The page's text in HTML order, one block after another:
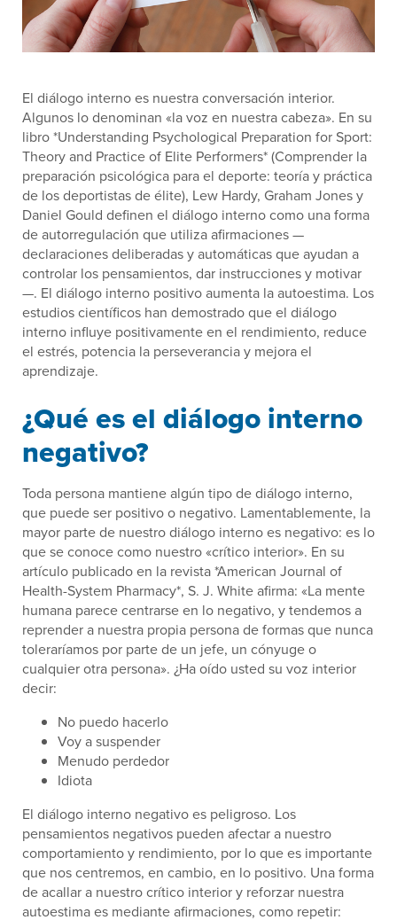
El diálogo interno es nuestra conversación interior.
Algunos lo denominan «la voz en nuestra cabeza». En su
libro *Understanding Psychological Preparation for Sport:
Theory and Practice of Elite Performers* (Comprender la
preparación psicológica para el deporte: teoría y práctica
de los deportistas de élite), Lew Hardy, Graham Jones y
Daniel Gould definen el diálogo interno como una forma
de autorregulación que utiliza afirmaciones —
declaraciones deliberadas y automáticas que ayudan a
controlar los pensamientos, dar instrucciones y motivar
—. El diálogo interno positivo aumenta la autoestima. Los
estudios científicos han demostrado que el diálogo
interno influye positivamente en el rendimiento, reduce
el estrés, potencia la perseverancia y mejora el
aprendizaje.
¿Qué es el diálogo interno
negativo?
Toda persona mantiene algún tipo de diálogo interno,
que puede ser positivo o negativo. Lamentablemente, la
mayor parte de nuestro diálogo interno es negativo: es lo
que se conoce como nuestro «crítico interior». En su
artículo publicado en la revista *American Journal of
Health-System Pharmacy*, S. J. White afirma: «La mente
humana parece centrarse en lo negativo, y tendemos a
reprender a nuestra propia persona de formas que nunca
toleraríamos por parte de un jefe, un cónyuge o
cualquier otra persona». ¿Ha oído usted su voz interior
decir:
No puedo hacerlo
Voy a suspender
Menudo perdedor
Idiota
El diálogo interno negativo es peligroso. Los
pensamientos negativos pueden afectar a nuestro
comportamiento y rendimiento, por lo que es importante
que nos centremos, en cambio, en lo positivo. Una forma
de acallar a nuestro crítico interior y reforzar nuestra
autoestima es mediante afirmaciones, como repetir: